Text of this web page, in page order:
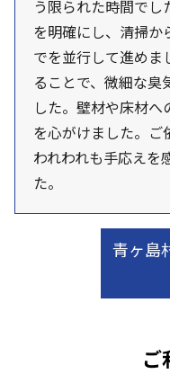
う限られた時間で
を明確にし、清掃か
でを並行して進めま
ることで、微細な臭
した。壁材や床材
を心がけました。ご
われわれも手応えを
た。
青ヶ島
ご